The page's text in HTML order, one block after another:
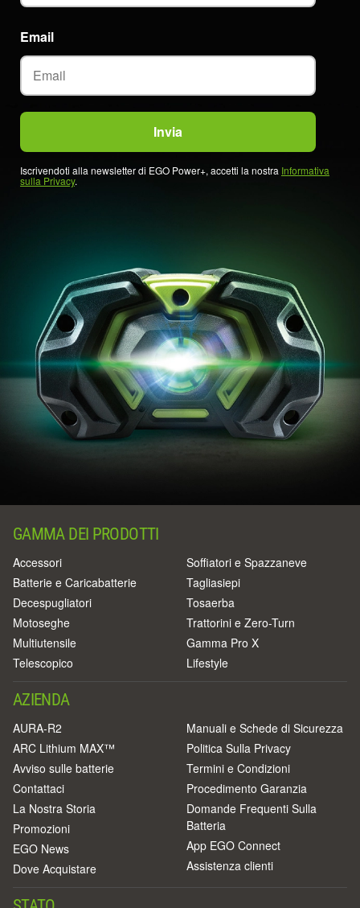
Email
Iscrivendoti alla newsletter di EGO Power+, accetti la nostra Informativa
sulla Privacy.
GAMMA DEI PRODOTTI
Accessori
Batterie e Caricabatterie
Decespugliatori
Motoseghe
Multiutensile
Telescopico
Soffiatori e Spazzaneve
Tagliasiepi
Tosaerba
Trattorini e Zero-Turn
Gamma Pro X
Lifestyle
AZIENDA
AURA-R2
ARC Lithium MAX™
Avviso sulle batterie
Contattaci
La Nostra Storia
Promozioni
EGO News
Dove Acquistare
Manuali e Schede di Sicurezza
Politica Sulla Privacy
Termini e Condizioni
Procedimento Garanzia
Domande Frequenti Sulla
Batteria
App EGO Connect
Assistenza clienti